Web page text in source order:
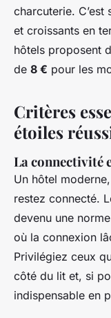
charcuterie.
et croissants en
hôtels proposent
de 8 € pour les
Critères
étoiles
La connectivité
Un hôtel
restez connecté.
devenu une
où la connexion
Privilégiez ceux
côté du lit et, si
indispensable en